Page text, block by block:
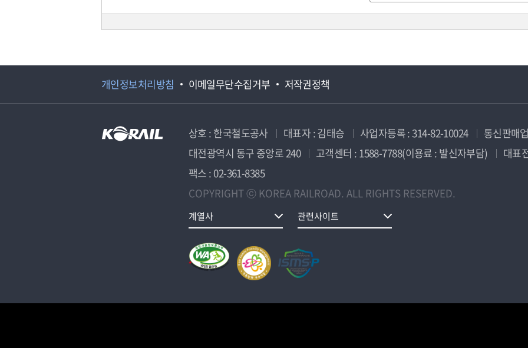
개인정보처리방침 이메일무단수집거부 저작권정책
상호 : 한국철도공사 대표자 : 김태승 사업자등록 : 314-82-10024
통신판매
대전광역시 동구 중앙로 240
고객센터 : 1588-7788(이용료 : 발신자부담)
대표
팩스 : 02-361-8385
COPYRIGHT ⓒ KOREA RAILROAD. ALL RIGHTS RESERVED.
계열사 관련사이트